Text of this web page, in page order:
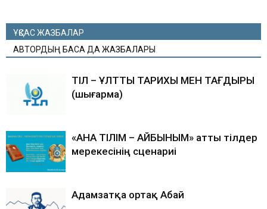
ҰҚСАС ЖАЗБАЛАР
АВТОРДЫҢ БАСҚА ДА ЖАЗБАЛАРЫ
ТІЛ – ҰЛТТЫҢ ТАРИХЫ МЕН ТАҒДЫРЫ
(шығарма)
«АНА ТІЛІМ – АЙБЫНЫМ» атты тілдер
мерекесінің сценариі
Адамзатқа ортақ Абай